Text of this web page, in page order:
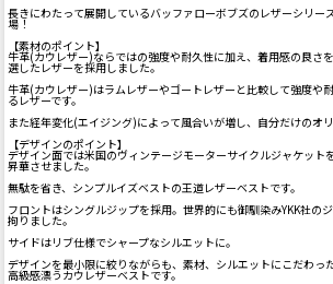
長きにわたって展開しているバッファローボブズのレザーシリー
場！
【素材のポイント】
牛革(カウレザー)ならではの強度や耐久性に加え、着用感の良さ
選したレザーを採用しました。
牛革(カウレザー)はラムレザーやゴートレザーと比較して強度や
るレザーです。
また経年変化(エイジング)によって風合いが増し、自分だけのオ
【デザインのポイント】
デザイン面では米国のヴィンテージモーターサイクルジャケット
昇華させました。
無駄を省き、シンプルイズベストの王道レザーベストです。
フロントはシングルジップを採用。世界的にも御馴染みYKK社の
拘りました。
サイドはリブ仕様でシャープなシルエットに。
デザインを最小限に絞りながらも、素材、シルエットにこだわっ
高級感漂うカウレザーベストです。